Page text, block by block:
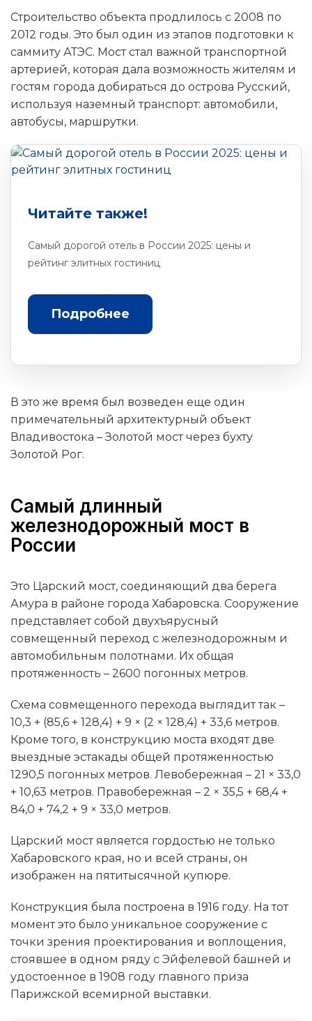
Строительство объекта продлилось с 2008 по
2012 годы. Это был один из этапов подготовки к
саммиту АТЭС. Мост стал важной транспортной
артерией, которая дала возможность жителям и
гостям города добираться до острова Русский,
используя наземный транспорт: автомобили,
автобусы, маршрутки.
Читайте также!
Самый дорогой отель в России 2025: цены и
рейтинг элитных гостиниц
Подробнее
В это же время был возведен еще один
примечательный архитектурный объект
Владивостока – Золотой мост через бухту
Золотой Рог.
Самый длинный
железнодорожный мост в
России
Это Царский мост, соединяющий два берега
Амура в районе города Хабаровска. Сооружение
представляет собой двухъярусный
совмещенный переход с железнодорожным и
автомобильным полотнами. Их общая
протяженность – 2600 погонных метров.
Схема совмещенного перехода выглядит так –
10,3 + (85,6 + 128,4) + 9 × (2 × 128,4) + 33,6 метров.
Кроме того, в конструкцию моста входят две
выездные эстакады общей протяженностью
1290,5 погонных метров. Левобережная – 21 × 33,0
+ 10,63 метров. Правобережная – 2 × 35,5 + 68,4 +
84,0 + 74,2 + 9 × 33,0 метров.
Царский мост является гордостью не только
Хабаровского края, но и всей страны, он
изображен на пятитысячной купюре.
Конструкция была построена в 1916 году. На тот
момент это было уникальное сооружение с
точки зрения проектирования и воплощения,
стоявшее в одном ряду с Эйфелевой башней и
удостоенное в 1908 году главного приза
Парижской всемирной выставки.